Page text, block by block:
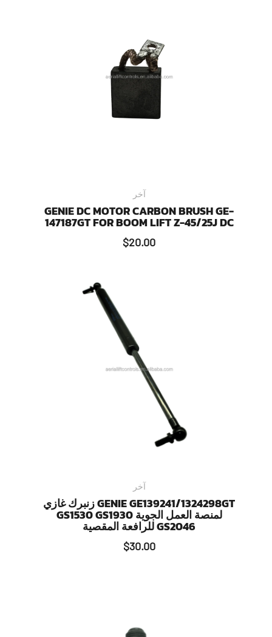
GENIE DC MOTOR CARBON BRUSH GE-
147187GT FOR BOOM LIFT Z-45/25J DC
$20.00
GENIE GE139241/1324298GT زنبرك غازي
لمنصة العمل الجوية GS1530 GS1930
GS2046 للرافعة المقصية
$30.00